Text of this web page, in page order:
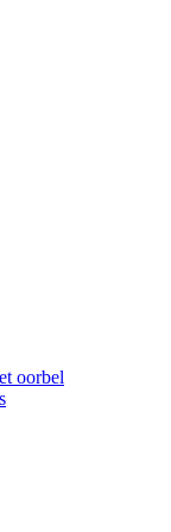
oorbel